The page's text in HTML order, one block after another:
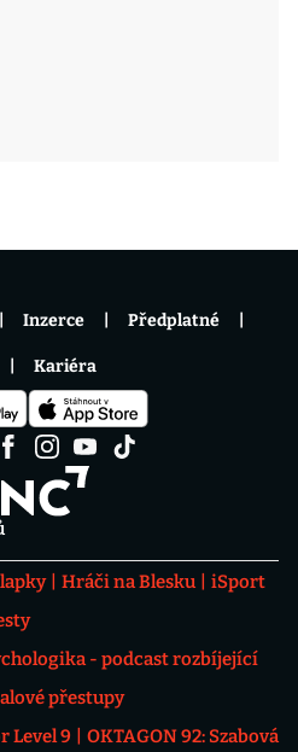
Hráči na Blesku
iSport
- podcast rozbíjející
přestupy
Level 9
OKTAGON 92: Szabová
Inzerce Předplatné
Kariéra